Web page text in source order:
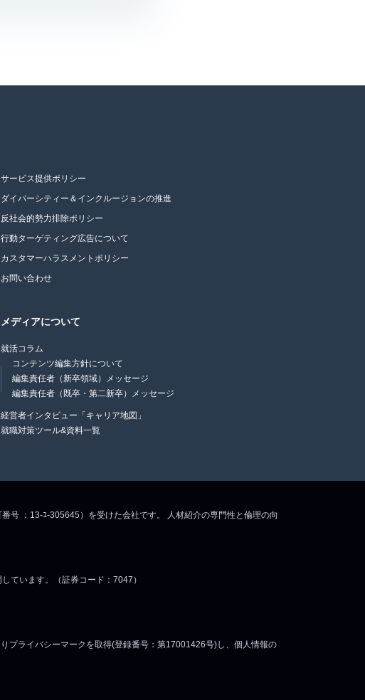
サービス提供ポリシー
ダイバーシティー＆インクルージョンの推進
反社会的勢力排除ポリシー
行動ターゲティング広告について
カスタマーハラスメントポリシー
お問い合わせ
メディアについて
就活コラム
コンテンツ編集方針について
編集責任者（新卒領域）メッセージ
編集責任者（既卒・第二新卒）メッセージ
経営者インタビュー「キャリア地図」
就職対策ツール&資料一覧